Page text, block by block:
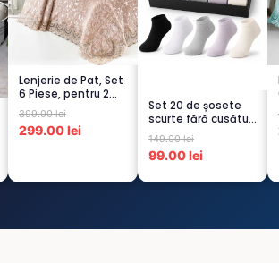
Lenjerie de Pat, Set
6 Piese, pentru 2
persoana, CAPUCI...
399.00 lei
299.00 lei
Set 20 de șosete
scurte fără cusături
pentru femei – 5...
149.00 lei
99.00 lei